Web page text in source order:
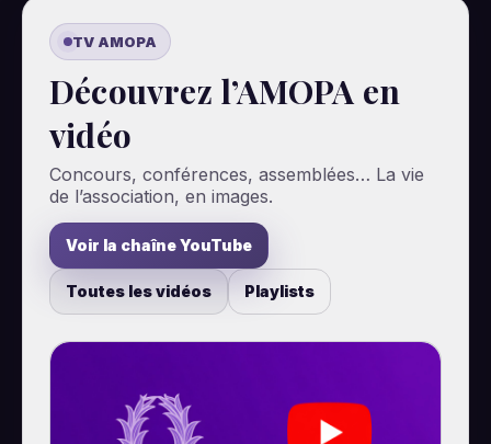
TV AMOPA
Découvrez l’AMOPA en
vidéo
Concours, conférences, assemblées… La vie
de l’association, en images.
Voir la chaîne YouTube
Toutes les vidéos Playlists